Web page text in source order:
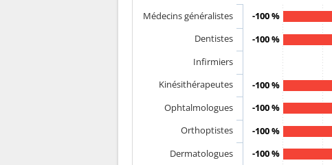
-100 %
-100 %
-100 %
-100 %
-100 %
-100 %
Médecins généralistes
Dentistes
Infirmiers
Kinésithérapeutes
Ophtalmologues
Orthoptistes
Dermatologues